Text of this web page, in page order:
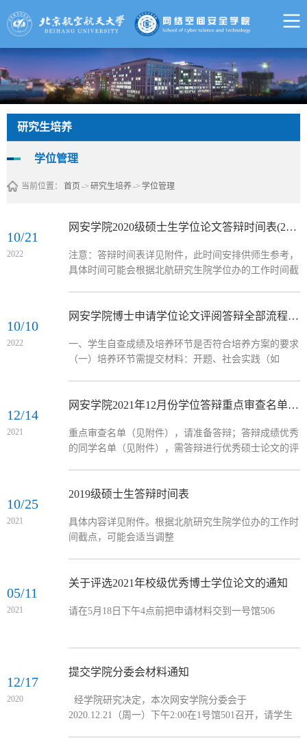
研究生培养
学位管理
当前位置： 首页 -> 研究生培养-> 学位管理
10/21
2022
网安学院2020级硕士生学位论文答辩时间表(2022.12)
注意：答辩时间表详见附件，此时间安排供师生参考，
具体时间可能会根据北航研究生院学位办的工作时间截
10/10
2022
网安学院博士申请学位论文评阅答辩全部流程(202304整理）
一、学生自查成绩及培养环节是否符合培养方案的要求
（一）培养环节需提交材料：开题、社会实践（如
具体如下：1、开题：《开题报告考评表》扫描后转成
可）。《开题报告考核表》纸质版请自己保存好，学位
论文答辩时要用。（一般需在开题后10天之内提交以上
12/14
2021
网安学院2021年12月份学位答辩重点审查名单及优硕评比
重点审查名单（见附件），请准备答辩；答辩成绩优秀
的同学名单（见附件），需答辩进行优秀硕士论文的评
10/25
2021
2019级硕士生答辩时间表
具体内容详见附件。根据北航研究生院学位办的工作时
间截点，可能会适当调整
05/11
2021
关于评选2021年校级优秀博士学位论文的通知
请在5月18日下午4点前把申请材料交到一号馆506
12/17
2020
提交学院分委会材料通知
经学院研究决定，本次网安学院分委会于
2020.12.21（周一）下午2:00在1号馆501召开，请学生